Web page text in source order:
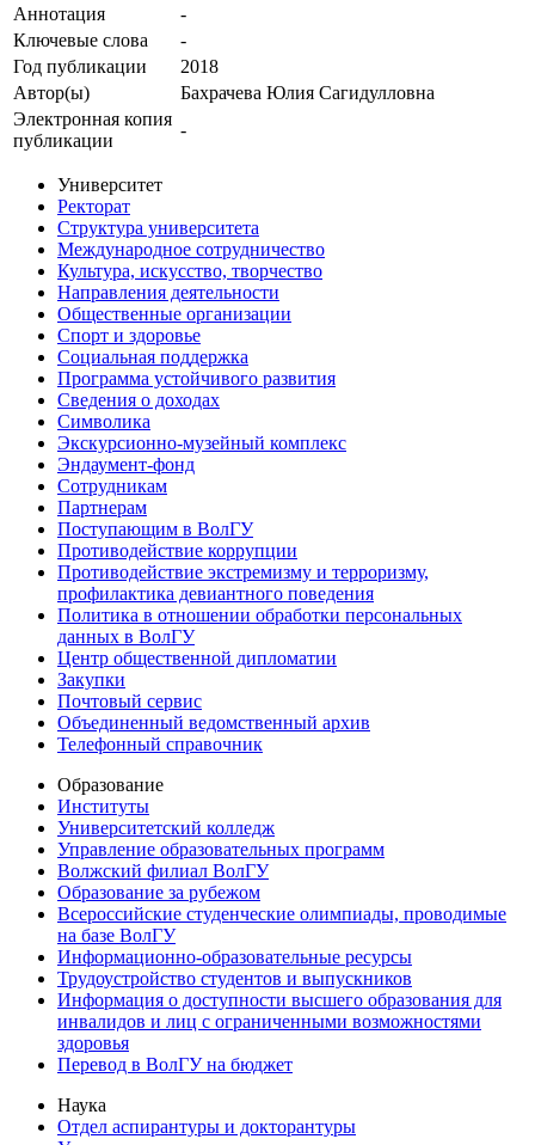
Аннотация
-
Ключевые cлова
-
Год публикации
2018
Автор(ы)
Бахрачева Юлия Сагидулловна
Электронная копия
публикации
-
Университет
Ректорат
Структура университета
Международное сотрудничество
Культура, искусство, творчество
Направления деятельности
Общественные организации
Спорт и здоровье
Социальная поддержка
Программа устойчивого развития
Сведения о доходах
Символика
Экскурсионно-музейный комплекс
Эндаумент-фонд
Сотрудникам
Партнерам
Поступающим в ВолГУ
Противодействие коррупции
Противодействие экстремизму и терроризму,
профилактика девиантного поведения
Политика в отношении обработки персональных
данных в ВолГУ
Центр общественной дипломатии
Закупки
Почтовый сервис
Объединенный ведомственный архив
Телефонный справочник
Образование
Институты
Университетский колледж
Управление образовательных программ
Волжский филиал ВолГУ
Образование за рубежом
Всероссийские студенческие олимпиады, проводимые
на базе ВолГУ
Информационно-образовательные ресурсы
Трудоустройство студентов и выпускников
Информация о доступности высшего образования для
инвалидов и лиц с ограниченными возможностями
здоровья
Перевод в ВолГУ на бюджет
Наука
Отдел аспирантуры и докторантуры